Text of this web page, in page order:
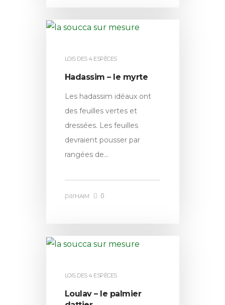
LOIS DES 4 ESPÈCES
Hadassim – le myrte
Les hadassim idéaux ont
des feuilles vertes et
dressées. Les feuilles
devraient pousser par
rangées de…
parHAIM 0
LOIS DES 4 ESPÈCES
Loulav – le palmier